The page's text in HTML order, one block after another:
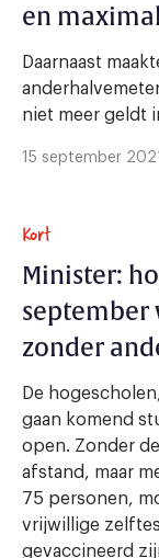
en
Daarnaast
niet meer geldt
15 september
Kort
Minister:
september
zonder
maximale
De
gaan komend
open. Zonder
afstand, maar
75 personen,
vrijwillige
gevaccineerd